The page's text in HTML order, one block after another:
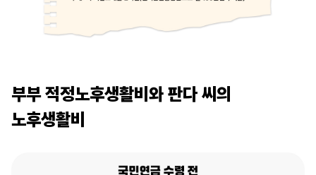
부부 적정노후생활비와 판다 씨의
노후생활비